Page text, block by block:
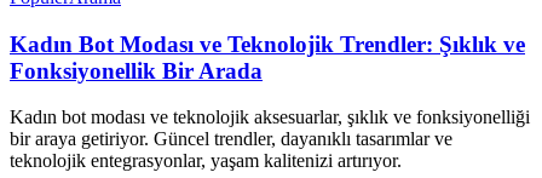
Kadın Bot Modası ve Teknolojik Trendler: Şıklık ve
Fonksiyonellik Bir Arada
Kadın bot modası ve teknolojik aksesuarlar, şıklık ve fonksiyonelliği
bir araya getiriyor. Güncel trendler, dayanıklı tasarımlar ve
teknolojik entegrasyonlar, yaşam kalitenizi artırıyor.